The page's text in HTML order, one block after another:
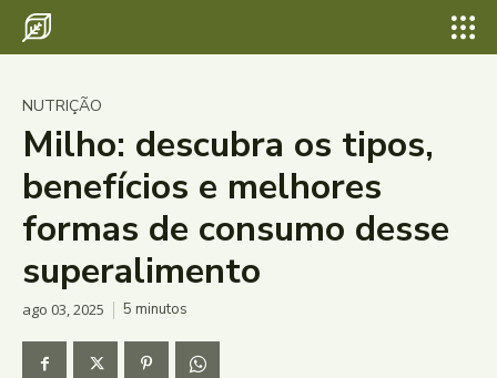
NUTRIÇÃO
Milho: descubra os tipos,
benefícios e melhores
formas de consumo desse
superalimento
ago 03, 2025 5 minutos